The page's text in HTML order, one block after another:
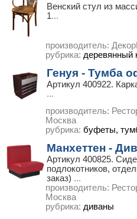
Венский стул из
1...
производитель:
рубрика: деревянный
Генуя - Тумба
Артикул 400922.
...
производитель:
Москва
рубрика: буфеты,
Манхеттен -
Артикул 400825.
подлокотников,
заказ) ...
производитель:
Москва
рубрика: диваны